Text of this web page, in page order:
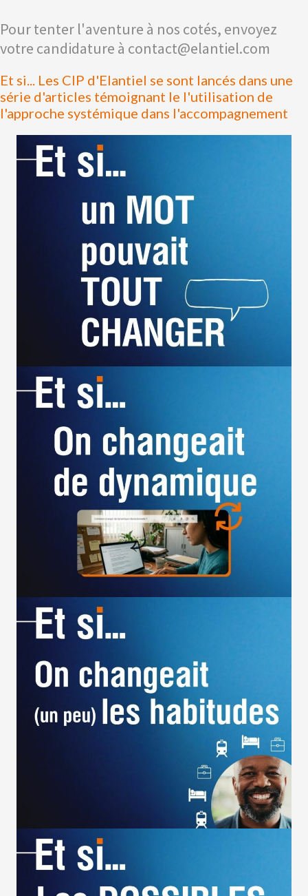
Pour tenter l'aventure à nos cotés, envoyez
votre candidature à contact@elantiel.com
Et si... Les CIP d'Elantiel se sont lancés dans une
série d'articles témoignant le l'utilisation de
l'approche systémique dans l'accompagnement